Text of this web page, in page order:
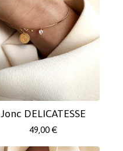
Jonc DELICATESSE
49,00 €